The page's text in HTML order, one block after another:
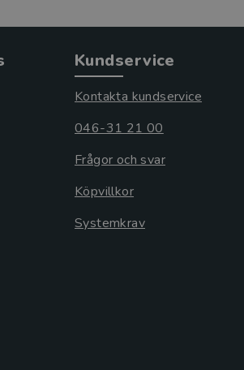
Kundservice
Kontakta kundservice
046-31 21 00
Frågor och svar
Köpvillkor
Systemkrav